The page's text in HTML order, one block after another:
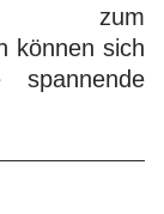
zum
können sich